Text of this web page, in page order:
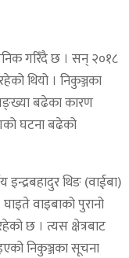
गरिँदै छ । सन् २०१८
थियो । निकुञ्जका
बढेका कारण
घटना बढेको
थिङ (वाईबा)
वाइबाको पुरानो
छ । त्यस क्षेत्रबाट
निकुञ्जका सूचना